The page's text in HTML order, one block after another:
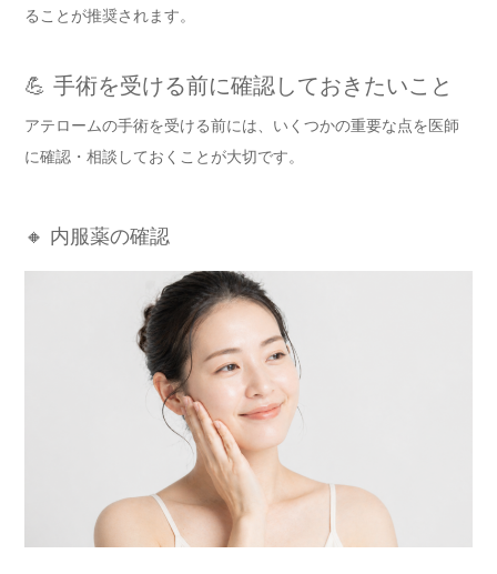
ることが推奨されます。
💪 手術を受ける前に確認しておきたいこと
アテロームの手術を受ける前には、いくつかの重要な点を医師
に確認・相談しておくことが大切です。
🔸 内服薬の確認